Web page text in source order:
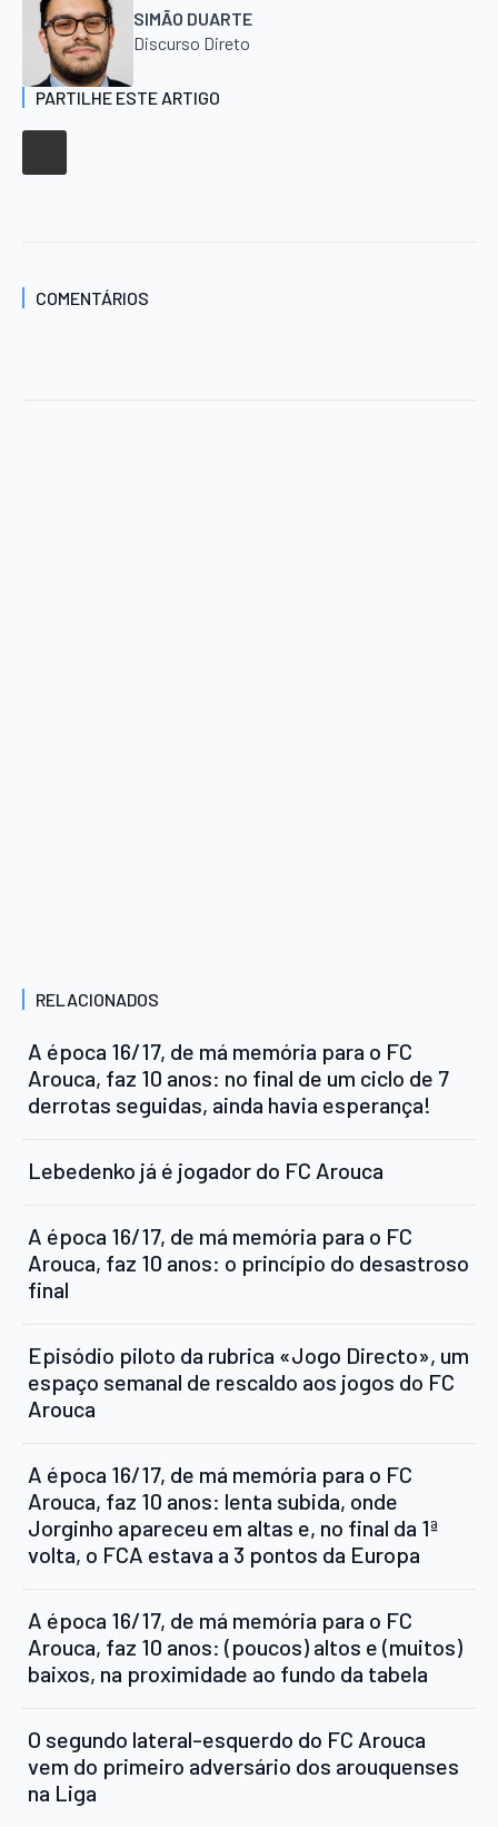
SIMÃO DUARTE
Discurso Direto
PARTILHE ESTE ARTIGO
COMENTÁRIOS
RELACIONADOS
A época 16/17, de má memória para o FC
Arouca, faz 10 anos: no final de um ciclo de 7
derrotas seguidas, ainda havia esperança!
Lebedenko já é jogador do FC Arouca
A época 16/17, de má memória para o FC
Arouca, faz 10 anos: o princípio do desastroso
final
Episódio piloto da rubrica «Jogo Directo», um
espaço semanal de rescaldo aos jogos do FC
Arouca
A época 16/17, de má memória para o FC
Arouca, faz 10 anos: lenta subida, onde
Jorginho apareceu em altas e, no final da 1ª
volta, o FCA estava a 3 pontos da Europa
A época 16/17, de má memória para o FC
Arouca, faz 10 anos: (poucos) altos e (muitos)
baixos, na proximidade ao fundo da tabela
O segundo lateral-esquerdo do FC Arouca
vem do primeiro adversário dos arouquenses
na Liga